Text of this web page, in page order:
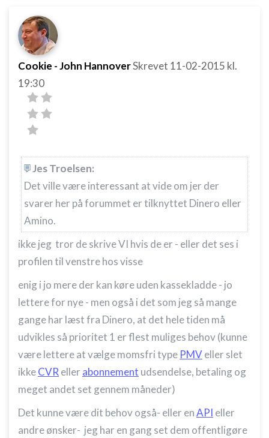
Cookie - John HannoverSkrevet 11-02-2015 kl.
19:30
Jes Troelsen:
Det ville være interessant at vide om jer der
svarer her på forummet er tilknyttet Dinero eller
Amino.
ikke jeg tror de skrive VI hvis de er - eller det ses i
profilen til venstre hos visse
enig i jo mere der kan køre uden kassekladde - jo
lettere for nye - men også i det som jeg så mange
gange har læst fra Dinero, at det hele tiden må
udvikles så prioritet 1 er flest muliges behov (kunne
være lettere at vælge momsfri type PMVeller slet
ikkeCVR eller abonnement udsendelse, betaling og
meget andet set gennem måneder)
Det kunne være dit behov også- eller enAPI eller
andre ønsker- jeg har en gang set dem offentligøre
Ikke-IAB-behandlingsformål:
Nødvendig
Ydeevne
Funktionel
Annoncering / marketing